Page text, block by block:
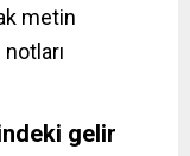
metin
gelir